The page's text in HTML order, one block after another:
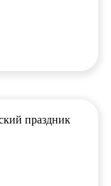
праздник